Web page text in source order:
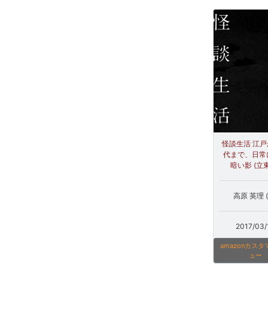
怪談生活 江
代まで、日常
暗い影 (立
高原 英理
2017/03/
amazonカスタ
ュー